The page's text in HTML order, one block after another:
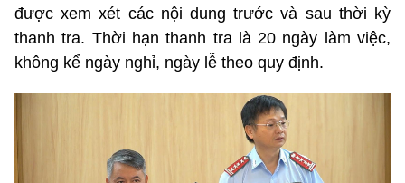
được xem xét các nội dung trước và sau thời kỳ
thanh tra. Thời hạn thanh tra là 20 ngày làm việc,
không kể ngày nghỉ, ngày lễ theo quy định.